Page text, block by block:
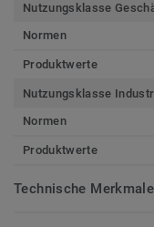
Nutzungsklasse
Normen
Produktwerte
Nutzungsklasse
Normen
Produktwerte
Technische Merkmale